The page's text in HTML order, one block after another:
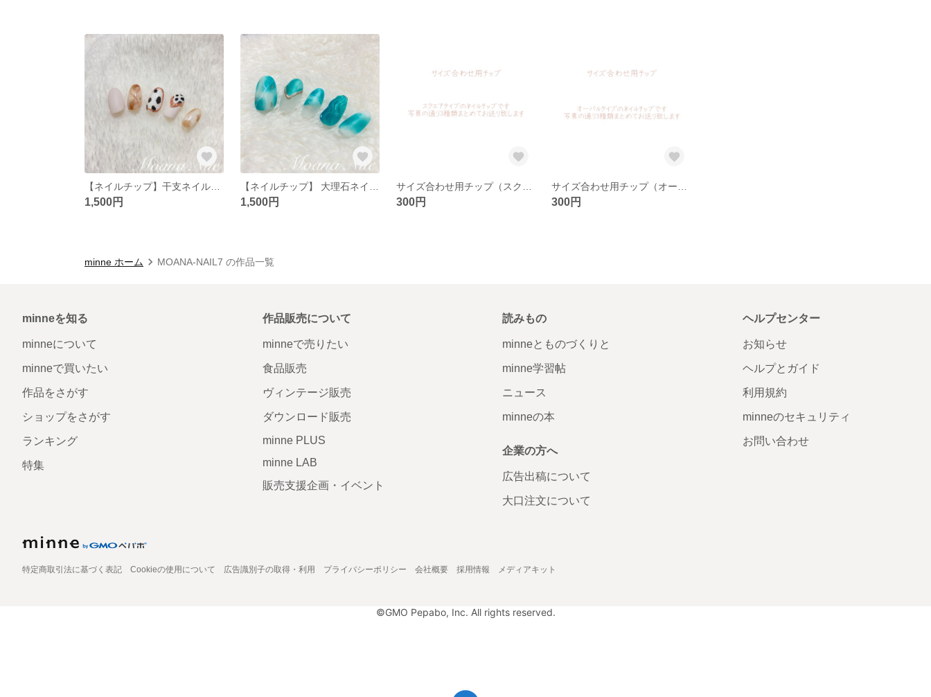
1,500円 1,500円 300円 300円
minne ホーム MOANA-NAIL7 の作品一覧
minneを知る
minneについて
minneで買いたい
作品をさがす
ショップをさがす
ランキング
特集
作品販売について
minneで売りたい
食品販売
ヴィンテージ販売
ダウンロード販売
minne PLUS
minne LAB
販売支援企画・イベント
読みもの
minneとものづくりと
minne学習帖
ニュース
minneの本
企業の方へ
広告出稿について
大口注文について
ヘルプセンター
お知らせ
ヘルプとガイド
利用規約
minneのセキュリティ
お問い合わせ
特定商取引法に基づく表記 Cookieの使用について 広告識別子の取得・利用 プライバシーポリシー 会社概要 採用情報 メディアキット
©GMO Pepabo, Inc. All rights reserved.